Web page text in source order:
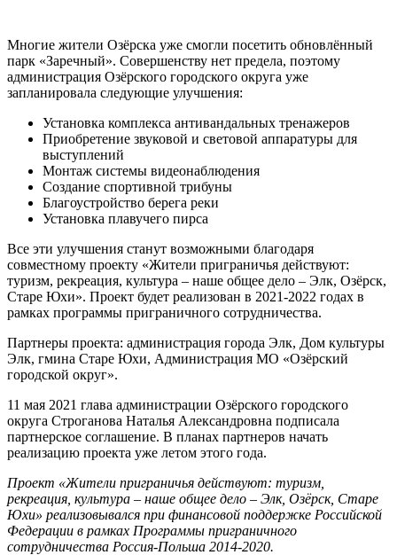
Многие жители Озёрска уже смогли посетить обновлённый
парк «Заречный». Совершенству нет предела, поэтому
администрация Озёрского городского округа уже
запланировала следующие улучшения:
Установка комплекса антивандальных тренажеров
Приобретение звуковой и световой аппаратуры для
выступлений
Монтаж системы видеонаблюдения
Создание спортивной трибуны
Благоустройство берега реки
Установка плавучего пирса
Все эти улучшения станут возможными благодаря
совместному проекту «Жители приграничья действуют:
туризм, рекреация, культура – наше общее дело – Элк, Озёрск,
Старе Юхи». Проект будет реализован в 2021-2022 годах в
рамках программы приграничного сотрудничества.
Партнеры проекта: администрация города Элк, Дом культуры
Элк, гмина Старе Юхи, Администрация МО «Озёрский
городской округ».
11 мая 2021 глава администрации Озёрского городского
округа Строганова Наталья Александровна подписала
партнерское соглашение. В планах партнеров начать
реализацию проекта уже летом этого года.
Проект «Жители приграничья действуют: туризм,
рекреация, культура – наше общее дело – Элк, Озёрск, Старе
Юхи» реализовывался при финансовой поддержке Российской
Федерации в рамках Программы приграничного
сотрудничества Россия-Польша 2014-2020.